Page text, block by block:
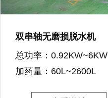
双串轴无磨损脱水机
总功率：0.92KW~6KW
加药量：60L~2600L